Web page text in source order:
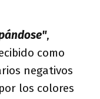
,
como
negativos
los colores